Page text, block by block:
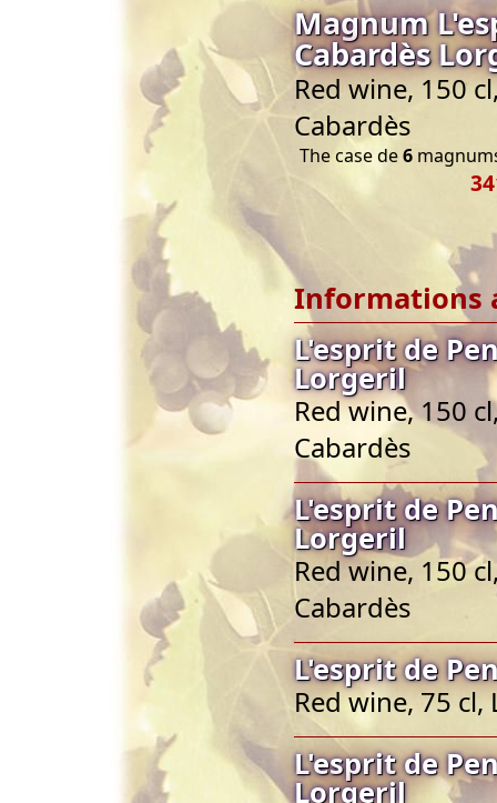
Magnum
Cabardès
Red wine, 150
Cabardès
The case de6
Informations
L'esprit de
Lorgeril
Red wine, 150
Cabardès
L'esprit de
Lorgeril
Red wine, 150
Cabardès
L'esprit de
Red wine, 75 cl,
L'esprit de
Lorgeril